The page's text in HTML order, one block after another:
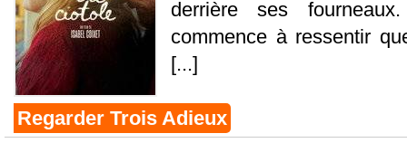
derrière ses
commence à ressentir
[...]
Regarder Trois Adieux